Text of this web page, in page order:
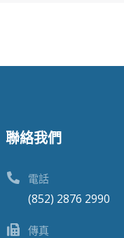
聯絡我們
電話
(852) 2876 2990
傳真